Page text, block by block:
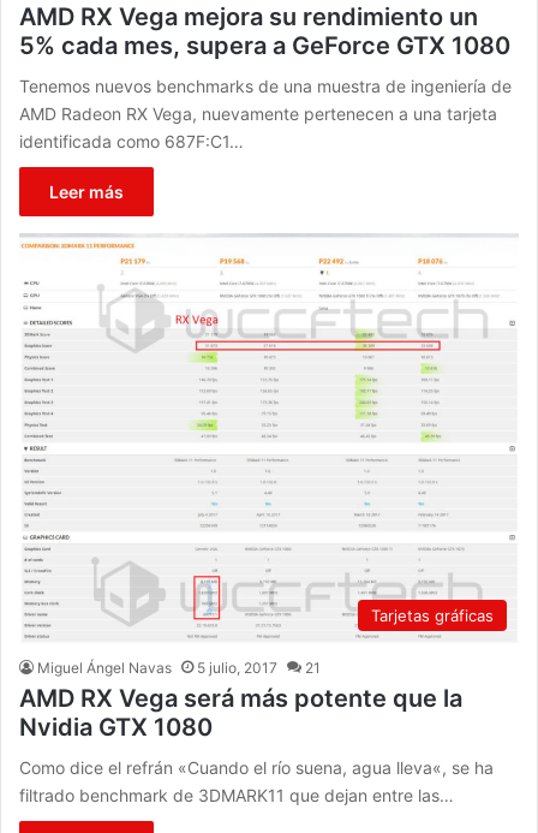
AMD RX Vega mejora su rendimiento un
5% cada mes, supera a GeForce GTX 1080
Tenemos nuevos benchmarks de una muestra de ingeniería de
AMD Radeon RX Vega, nuevamente pertenecen a una tarjeta
identificada como 687F:C1…
Leer más
Tarjetas gráficas
Miguel Ángel Navas 5 julio, 2017 21
AMD RX Vega será más potente que la
Nvidia GTX 1080
Como dice el refrán «Cuando el río suena, agua lleva«, se ha
filtrado benchmark de 3DMARK11 que dejan entre las…